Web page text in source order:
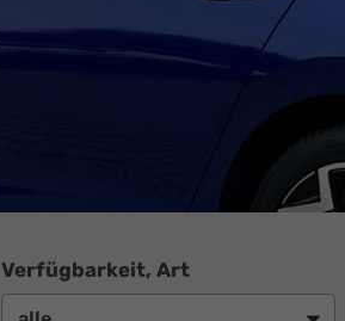
Verfügbarkeit, Art